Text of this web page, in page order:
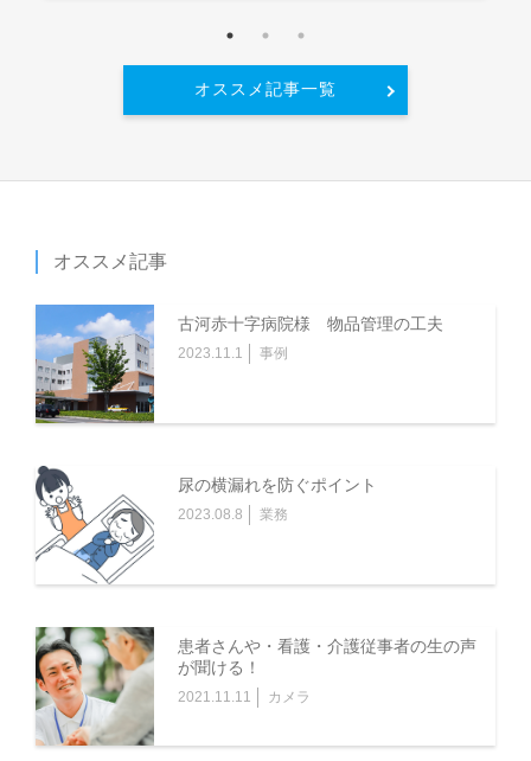
オススメ記事一覧
オススメ記事
古河赤十字病院様 物品管理の工夫
2023.11.1 事例
尿の横漏れを防ぐポイント
2023.08.8 業務
患者さんや・看護・介護従事者の生の声
が聞ける！
2021.11.11 カメラ